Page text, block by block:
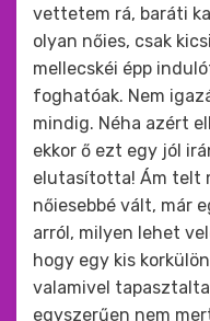
vettetem rá, baráti
olyan nőies, csak
mellecskéi épp
foghatóak. Nem
mindig. Néha azért
ekkor ő ezt egy jól
elutasította! Ám telt
nőiesebbé vált, már
arról, milyen lehet
hogy egy kis
valamivel
egyszerűen nem